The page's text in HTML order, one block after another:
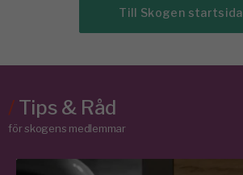
Till Skogen startsida
/Tips & Råd
för skogens medlemmar